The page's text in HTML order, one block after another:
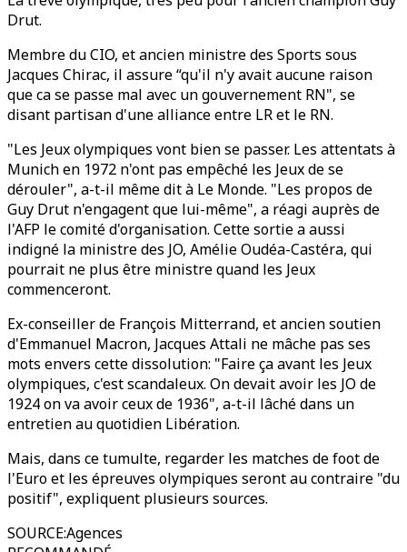
Drut.
Membre du CIO, et ancien ministre des Sports sous
Jacques Chirac, il assure “qu'il n'y avait aucune raison
que ca se passe mal avec un gouvernement RN", se
disant partisan d'une alliance entre LR et le RN.
"Les Jeux olympiques vont bien se passer. Les attentats à
Munich en 1972 n'ont pas empêché les Jeux de se
dérouler", a-t-il même dit à Le Monde. "Les propos de
Guy Drut n'engagent que lui-même", a réagi auprès de
l'AFP le comité d'organisation. Cette sortie a aussi
indigné la ministre des JO, Amélie Oudéa-Castéra, qui
pourrait ne plus être ministre quand les Jeux
commenceront.
Ex-conseiller de François Mitterrand, et ancien soutien
d'Emmanuel Macron, Jacques Attali ne mâche pas ses
mots envers cette dissolution: "Faire ça avant les Jeux
olympiques, c'est scandaleux. On devait avoir les JO de
1924 on va avoir ceux de 1936", a-t-il lâché dans un
entretien au quotidien Libération.
Mais, dans ce tumulte, regarder les matches de foot de
l'Euro et les épreuves olympiques seront au contraire "du
positif", expliquent plusieurs sources.
SOURCE:Agences